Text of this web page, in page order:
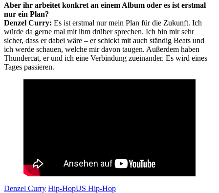
Aber ihr arbeitet konkret an einem Album oder es ist erstmal
nur ein Plan?
Denzel Curry: Es ist erstmal nur mein Plan für die Zukunft. Ich
würde da gerne mal mit ihm drüber sprechen. Ich bin mir sehr
sicher, dass er dabei wäre – er schickt mit auch ständig Beats und
ich werde schauen, welche mir davon taugen. Außerdem haben
Thundercat, er und ich eine Verbindung zueinander. Es wird eines
Tages passieren.
Denzel Curry Hip-HopUS Hip-Hop